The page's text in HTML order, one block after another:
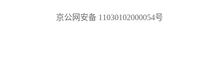
京公网安备 11030102000054号